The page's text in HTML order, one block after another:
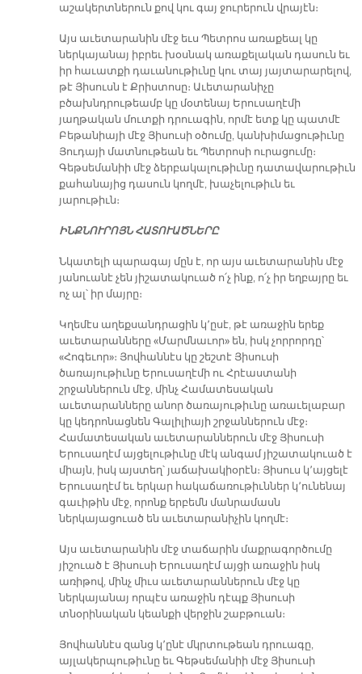
աշակերտներուն քով կու գայ ջուրերուն վրայէն։
Այս աւետարանին մէջ եւս Պետրոս առաքեալ կը
ներկայանայ իբրեւ խօսնակ առաքելական դասուն եւ
իր հաւատքի դաւանութիւնը կու տայ յայտարարելով,
թէ Յիսուսն է Քրիստոսը։ Աւետարանիչը
բծախնդրութեամբ կը մօտենայ Երուսաղէմի
յաղթական մուտքի դրուագին, որմէ ետք կը պատմէ
Բեթանիայի մէջ Յիսուսի օծումը, կանխիմացութիւնը
Յուդայի մատնութեան եւ Պետրոսի ուրացումը։
Գեթսեմանիի մէջ ձերբակալութիւնը դատավարութիւն
քահանայից դասուն կողմէ, խաչելութիւն եւ
յարութիւն։
ԻՆՔՆՈՒՐՈՅՆ ՀԱՏՈՒԱԾՆԵՐԸ
Նկատելի պարագայ մըն է, որ այս աւետարանին մէջ
յանուանէ չեն յիշատակուած ո՛չ ինք, ո՛չ իր եղբայրը եւ
ոչ ալ՝ իր մայրը։
Կղեմէս աղեքսանդրացին կ՚ըսէ, թէ առաջին երեք
աւետարանները «Մարմնաւոր» են, իսկ չորրորդը՝
«Հոգեւոր»։ Յովհաննէս կը շեշտէ Յիսուսի
ծառայութիւնը Երուսաղէմի ու Հրէաստանի
շրջաններուն մէջ, մինչ Համատեսական
աւետարանները անոր ծառայութիւնը առաւելաբար
կը կեդրոնացնեն Գալիլիայի շրջաններուն մէջ։
Համատեսական աւետարաններուն մէջ Յիսուսի
Երուսաղէմ այցելութիւնը մէկ անգամ յիշատակուած է
միայն, իսկ այստեղ՝ յաճախակիօրէն։ Յիսուս կ՚այցելէ
Երուսաղէմ եւ երկար հակաճառութիւններ կ՚ունենայ
գաւիթին մէջ, որոնք երբեմն մանրամասն
ներկայացուած են աւետարանիչին կողմէ։
Այս աւետարանին մէջ տաճարին մաքրագործումը
յիշուած է Յիսուսի Երուսաղէմ այցի առաջին իսկ
առիթով, մինչ միւս աւետարաններուն մէջ կը
ներկայանայ որպէս առաջին դէպք Յիսուսի
տնօրինական կեանքի վերջին շաբթուան։
Յովհաննէս զանց կ՚ընէ մկրտութեան դրուագը,
այլակերպութիւնը եւ Գեթսեմանիի մէջ Յիսուսի